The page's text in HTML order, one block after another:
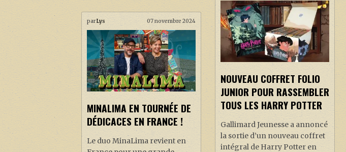
NOUVEAU COFFRET FOLIO
JUNIOR POUR RASSEMBLER
TOUS LES HARRY POTTER
Gallimard Jeunesse a annoncé
la sortie d’un nouveau coffret
intégral de Harry Potter en
parLys 07 novembre 2024
MINALIMA EN TOURNÉE DE
DÉDICACES EN FRANCE !
Le duo MinaLima revient en